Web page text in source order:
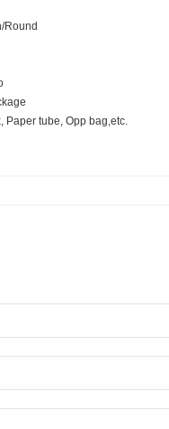
Round
Paper tube, Opp bag,etc.